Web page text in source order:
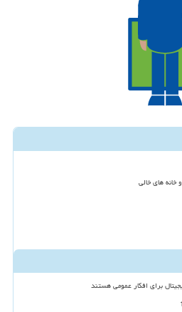
های خالی
برای افکار عمومی هستند